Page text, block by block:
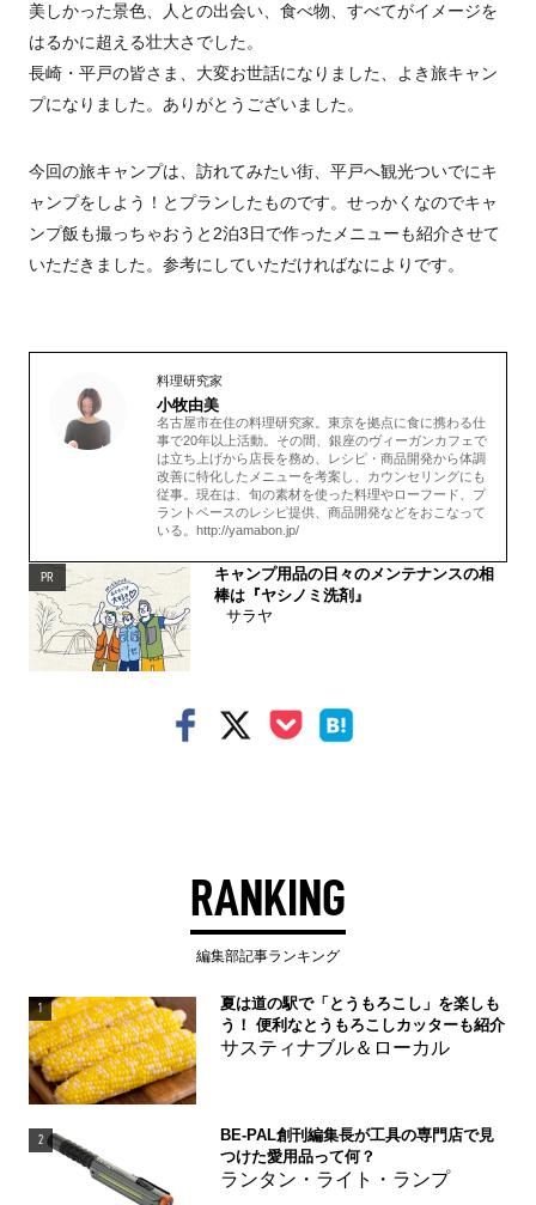
美しかった景色、人との出会い、食べ物、すべてがイメージを
はるかに超える壮大さでした。
長崎・平戸の皆さま、大変お世話になりました、よき旅キャン
プになりました。ありがとうございました。
今回の旅キャンプは、訪れてみたい街、平戸へ観光ついでにキ
ャンプをしよう！とプランしたものです。せっかくなのでキャ
ンプ飯も撮っちゃおうと2泊3日で作ったメニューも紹介させて
いただきました。参考にしていただければなによりです。
料理研究家
小牧由美
名古屋市在住の料理研究家。東京を拠点に食に携わる仕
事で20年以上活動。その間、銀座のヴィーガンカフェで
は立ち上げから店長を務め、レシピ・商品開発から体調
改善に特化したメニューを考案し、カウンセリングにも
従事。現在は、旬の素材を使った料理やローフード、プ
ラントベースのレシピ提供、商品開発などをおこなって
いる。http://yamabon.jp/
PR
キャンプ用品の日々のメンテナンスの相
棒は『ヤシノミ洗剤』
サラヤ
RANKING
編集部記事ランキング
1
夏は道の駅で「とうもろこし」を楽しも
う！ 便利なとうもろこしカッターも紹介
サスティナブル＆ローカル
2
BE-PAL創刊編集長が工具の専門店で見
つけた愛用品って何？
ランタン・ライト・ランプ